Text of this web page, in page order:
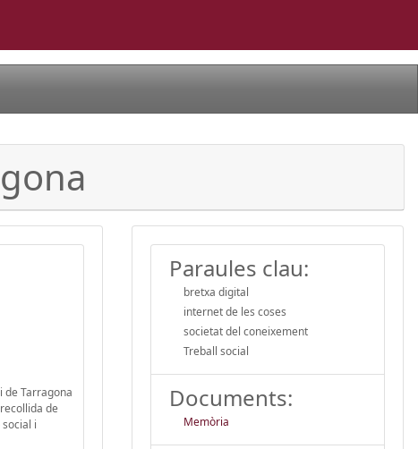
de Tarragona
de
i
Paraules clau:
bretxa digital
internet de les coses
societat del coneixement
Treball social
Documents:
Memòria